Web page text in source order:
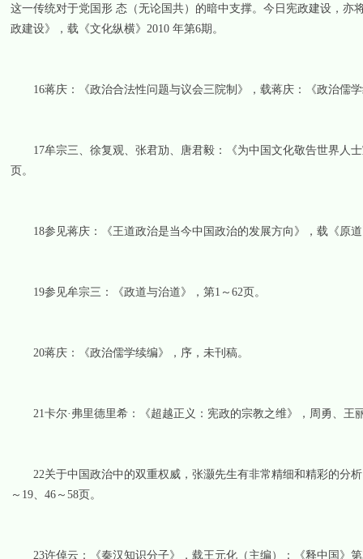
这一传统对于党国形 态（无论国共）的暗中支撑。今日宪政建设，
政建设》，载《文化纵横》2010 年第6期。
16蒋庆：《政治合法性问题与议会三院制》，载蒋庆：《政治儒学
17牟宗三、徐复观、张君劢、唐君毅：《为中国文化敬告世界人士
页。
18参见蒋庆：《王道政治是当今中国政治的发展方向》，载《原道
19参见牟宗三：《政道与治道》，第1～62页。
20蒋庆：《政治儒学续编》，序，未刊稿。
21卡尔·弗里德里希：《超越正义：宪政的宗教之维》，周勇、王
22关于中国政治中的双重权威，张灏先生有非常精细和精彩的分析
～19、46～58页。
23许倬云：《秦汉知识分子》，载王元化（主编）：《释中国》第